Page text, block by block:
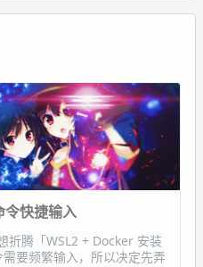
令快捷输入
折腾「WSL2 + Docker 安装
要频繁输入，所以决定先弄